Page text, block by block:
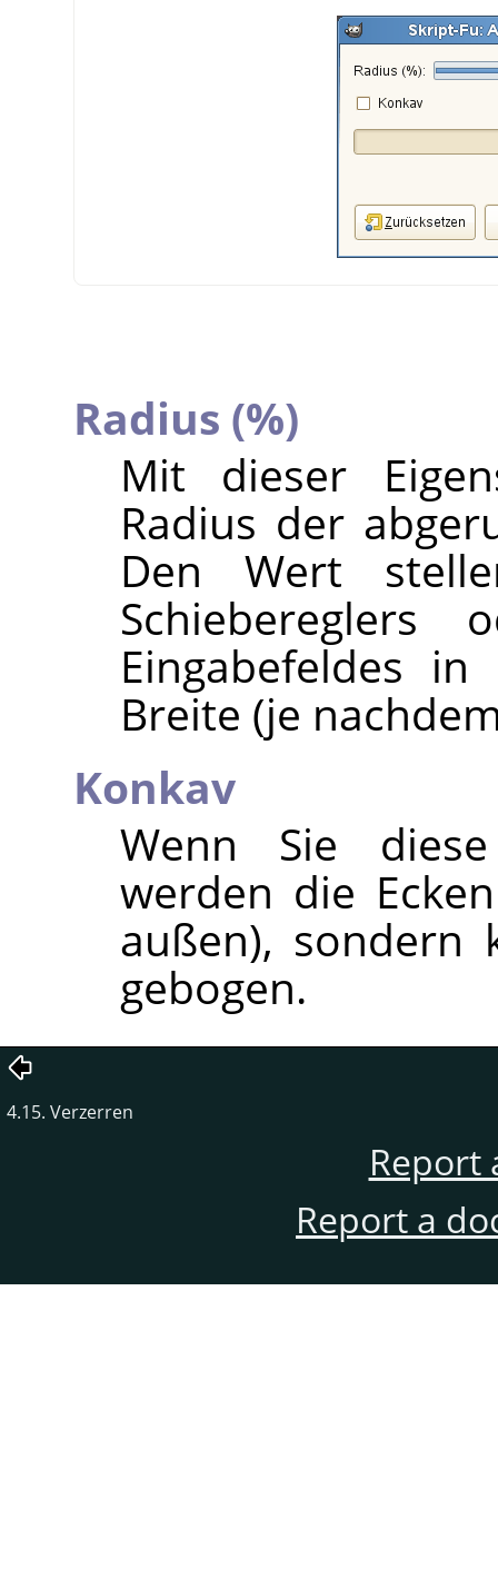
Radius (%)
Mit dieser
Radius der
Den Wert
Schiebereglers
Eingabefeldes
Breite (je
Konkav
Wenn Sie
werden die
außen), sondern
gebogen.
4.15. Verzerren
Report
Report a